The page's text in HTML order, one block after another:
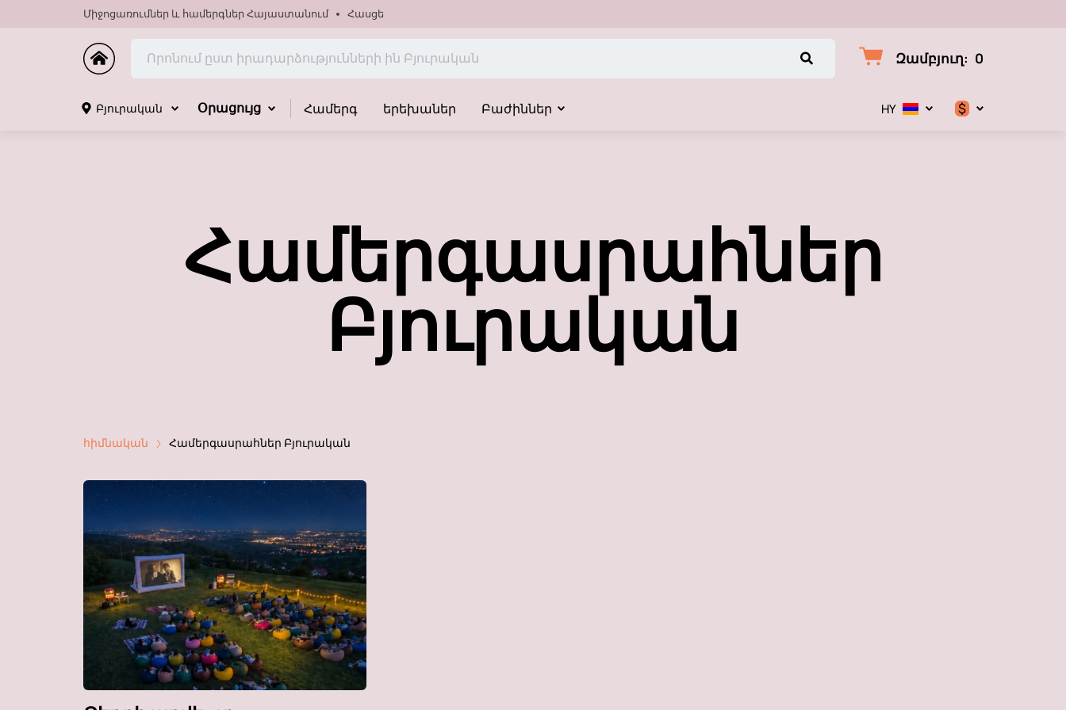
Միջոցառումներ և համերգներ Հայաստանում Հասցե
Զամբյուղ: 0
Բյուրական Օրացույց Համերգ երեխաներ Բաժիններ HY $
Համերգասրահներ
Բյուրական
հիմնական Համերգասրահներ Բյուրական